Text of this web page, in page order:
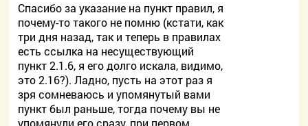
Спасибо за указание на пункт правил, я
почему-то такого не помню (кстати, как
три дня назад, так и теперь в правилах
есть ссылка на несуществующий
пункт 2.1.6, я его долго искала, видимо,
это 2.16?). Ладно, пусть на этот раз я
зря сомневаюсь и упомянутый вами
пункт был раньше, тогда почему вы не
упомянули его сразу, при первом